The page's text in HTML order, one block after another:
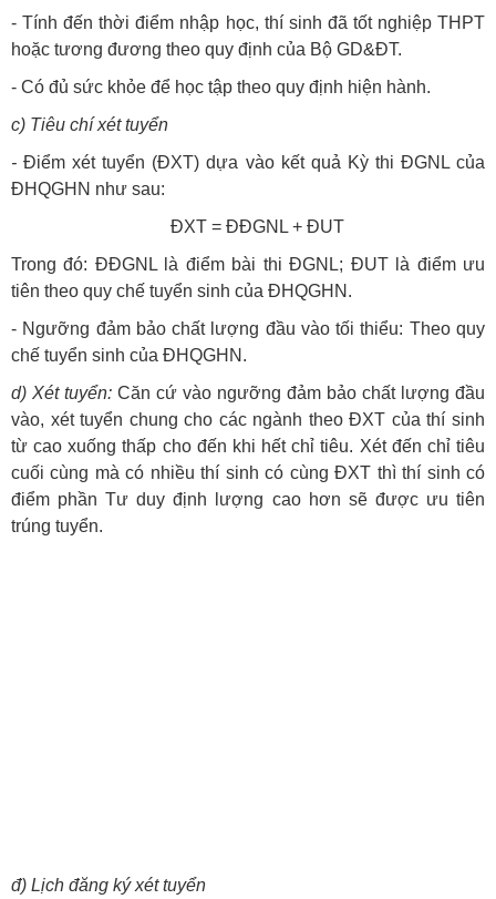
- Tính đến thời điểm nhập học, thí sinh đã tốt nghiệp THPT
hoặc tương đương theo quy định của Bộ GD&ĐT.
- Có đủ sức khỏe để học tập theo quy định hiện hành.
c) Tiêu chí xét tuyển
-Điểm xét tuyển (ĐXT) dựa vào kết quả Kỳ thi ĐGNL của
ĐHQGHN như sau:
ĐXT = ĐĐGNL + ĐUT
Trong đó: ĐĐGNL là điểm bài thi ĐGNL; ĐUT là điểm ưu
tiên theo quy chế tuyển sinh của ĐHQGHN.
- Ngưỡng đảm bảo chất lượng đầu vào tối thiểu: Theo quy
chế tuyển sinh của ĐHQGHN.
d) Xét tuyển: Căn cứ vào ngưỡng đảm bảo chất lượng đầu
vào, xét tuyển chung cho các ngành theo ĐXT của thí sinh
từ cao xuống thấp cho đến khi hết chỉ tiêu. Xét đến chỉ tiêu
cuối cùng mà có nhiều thí sinh có cùng ĐXT thì thí sinh có
điểm phần Tư duy định lượng cao hơn sẽ được ưu tiên
trúng tuyển.
đ) Lịch đăng ký xét tuyển